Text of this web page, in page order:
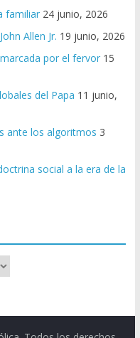
familiar 24 junio, 2026
Allen Jr. 19 junio, 2026
por el fervor 15
del Papa 11 junio,
ante los algoritmos 3
social a la era de la